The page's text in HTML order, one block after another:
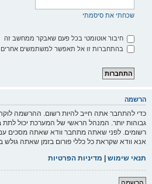
שכחתי את סיסמתי
חיבור אוטומטי בכל פעם שאבקר ממחשב זה
בהתחברות זו אל תאפשר למשתמשים אחרים
הרשמה
כדי להתחבר אתה חייב להיות רשום. ההרשמה
גבוהות יותר. המנהל הראשי של המערכת יכול
רשומים. לפני שאתה מתחבר וודא שאתה מסכים עם
אנא וודא שקראת כל כללי פורום בזמן שאתה גולש
תנאי שימוש | מדיניות הפרטיות